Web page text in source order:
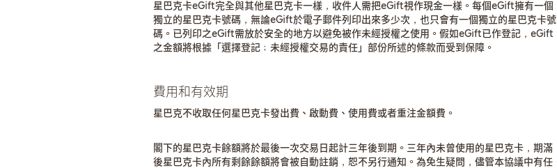
星巴克卡eGift完全與其他星巴克卡一樣，收件人需把eGift視作現金一樣。每個eGift擁有一個
獨立的星巴克卡號碼，無論eGift於電子郵件列印出來多少次，也只會有一個獨立的星巴克卡號
碼。已列印之eGift需放於安全的地方以避免被作未經授權之使用。假如eGift已作登記，eGift
之金額將根據「選擇登記﹔未經授權交易的責任」部份所述的條款而受到保障。
費用和有效期
星巴克不收取任何星巴克卡發出費、啟動費、使用費或者重注金額費。
閣下的星巴克卡餘額將於最後一次交易日起計三年後到期。三年內未曾使用的星巴克卡，期滿
後星巴克卡內所有剩餘餘額將會被自動註銷，恕不另行通知。為免生疑問，儘管本協議中有任